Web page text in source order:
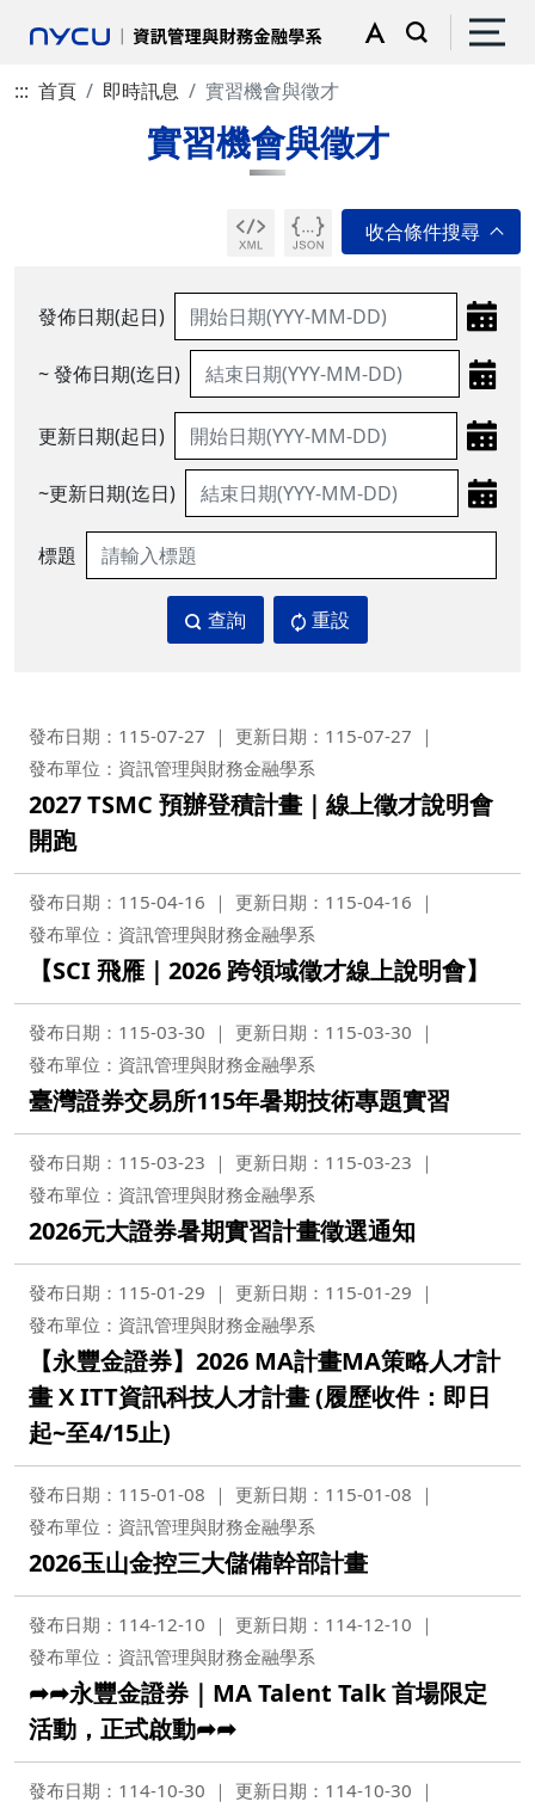
::: 首頁 即時訊息 實習機會與徵才
實習機會與徵才
發佈日期(起日)
~ 發佈日期(迄日)
更新日期(起日)
~更新日期(迄日)
標題
查詢 重設
發布日期：115-07-27
更新日期：115-07-27
發布單位：資訊管理與財務金融學系
2027 TSMC 預辦登積計畫｜線上徵才說明會
開跑
發布日期：115-04-16
更新日期：115-04-16
發布單位：資訊管理與財務金融學系
【SCI 飛雁｜2026 跨領域徵才線上說明會】
發布日期：115-03-30
更新日期：115-03-30
發布單位：資訊管理與財務金融學系
臺灣證券交易所115年暑期技術專題實習
發布日期：115-03-23
更新日期：115-03-23
發布單位：資訊管理與財務金融學系
2026元大證券暑期實習計畫徵選通知
發布日期：115-01-29
更新日期：115-01-29
發布單位：資訊管理與財務金融學系
【永豐金證券】2026 MA計畫MA策略人才計
畫 X ITT資訊科技人才計畫 (履歷收件：即日
起~至4/15止)
發布日期：115-01-08
更新日期：115-01-08
發布單位：資訊管理與財務金融學系
2026玉山金控三大儲備幹部計畫
發布日期：114-12-10
更新日期：114-12-10
發布單位：資訊管理與財務金融學系
➦➦永豐金證券｜MA Talent Talk 首場限定
活動，正式啟動➦➦
發布日期：114-10-30
更新日期：114-10-30